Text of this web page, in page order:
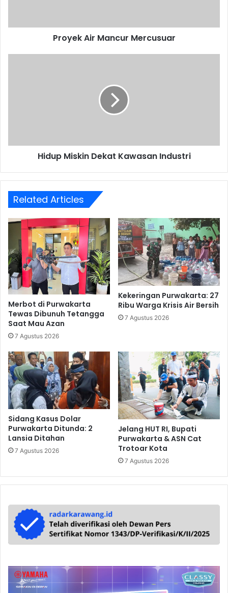
Proyek Air Mancur Mercusuar
Hidup Miskin Dekat Kawasan Industri
Related Articles
Merbot di Purwakarta
Tewas Dibunuh Tetangga
Saat Mau Azan
7 Agustus 2026
Kekeringan Purwakarta: 27
Ribu Warga Krisis Air Bersih
7 Agustus 2026
Sidang Kasus Dolar
Purwakarta Ditunda: 2
Lansia Ditahan
7 Agustus 2026
Jelang HUT RI, Bupati
Purwakarta & ASN Cat
Trotoar Kota
7 Agustus 2026